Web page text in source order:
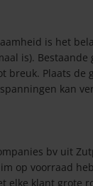
is het
is). Bestaande
breuk. Plaats de
kan
bv uit
op voorraad
elke klant grote